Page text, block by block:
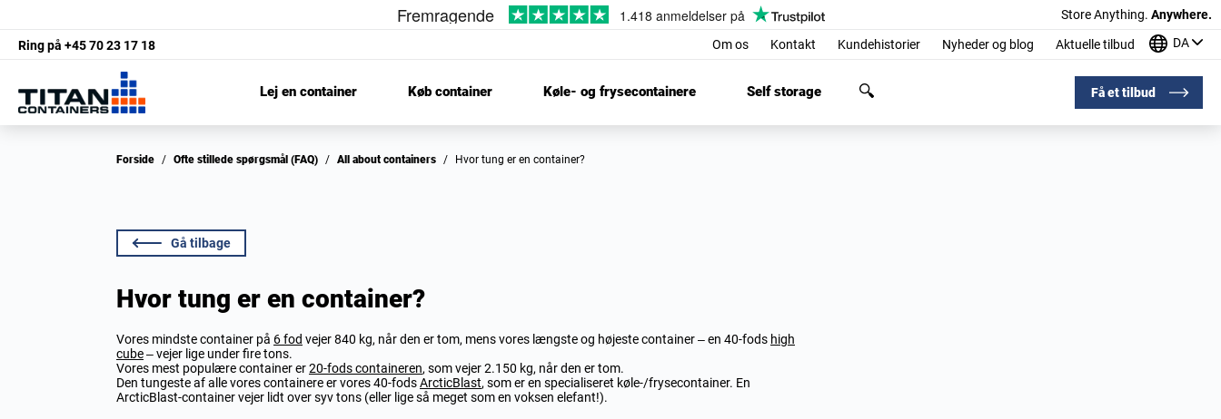
Store Anything. Anywhere.
Ring på +45 70 23 17 18 Om os Kontakt Kundehistorier Nyheder og blog Aktuelle tilbud DA
Lej en container Køb container Køle- og frysecontainere Self storage Få et tilbud
Forside / Ofte stillede spørgsmål (FAQ) / All about containers / Hvor tung er en container?
Gå tilbage
Hvor tung er en container?
Vores mindste container på 6 fod vejer 840 kg, når den er tom, mens vores længste og højeste container – en 40-fods high
cube– vejer lige under fire tons.
Vores mest populære container er20-fods containeren, som vejer 2.150 kg, når den er tom.
Den tungeste af alle vores containere er vores 40-fodsArcticBlast, som er en specialiseret køle-/frysecontainer. En
ArcticBlast-container vejer lidt over syv tons (eller lige så meget som en voksen elefant!).